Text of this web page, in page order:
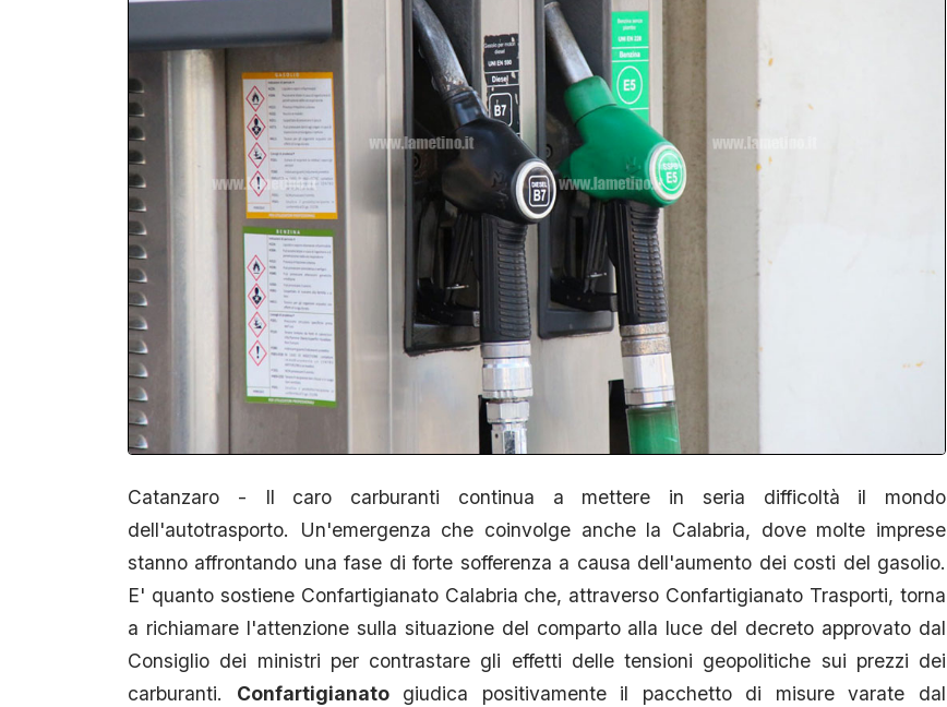
Catanzaro - Il caro carburanti continua a mettere in seria difficoltà il mondo
dell'autotrasporto. Un'emergenza che coinvolge anche la Calabria, dove molte imprese
stanno affrontando una fase di forte sofferenza a causa dell'aumento dei costi del gasolio.
E' quanto sostiene Confartigianato Calabria che, attraverso Confartigianato Trasporti, torna
a richiamare l'attenzione sulla situazione del comparto alla luce del decreto approvato dal
Consiglio dei ministri per contrastare gli effetti delle tensioni geopolitiche sui prezzi dei
carburanti. Confartigianatogiudica positivamente il pacchetto di misure varate dal